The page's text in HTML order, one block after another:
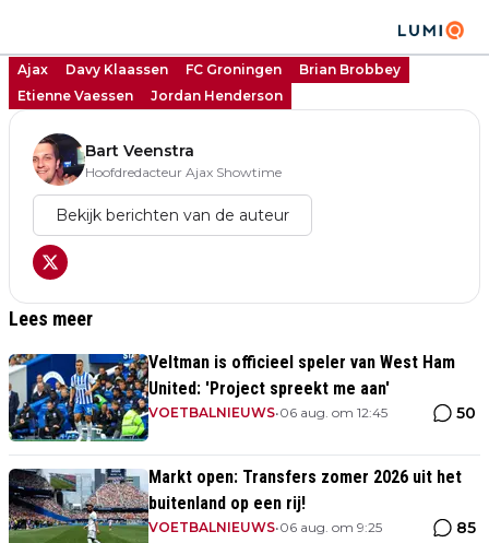
Ajax Davy Klaassen FC Groningen
Brian Brobbey
Etienne Vaessen
Jordan Henderson
Bart Veenstra
Hoofdredacteur Ajax Showtime
Bekijk berichten van de auteur
Lees meer
Veltman is officieel speler van West Ham
United: 'Project spreekt me aan'
VOETBALNIEUWS•06 aug. om 12:45 50
Markt open: Transfers zomer 2026 uit het
buitenland op een rij!
VOETBALNIEUWS•06 aug. om 9:25 85